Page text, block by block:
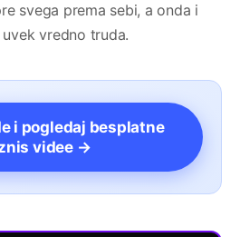
svega prema sebi, a onda i
vredno truda.
i pogledaj besplatne
videe →